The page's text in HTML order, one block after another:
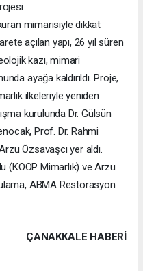
mimarisiyle dikkat
açılan yapı, 26 yıl süren
kazı, mimari
ayağa kaldırıldı. Proje,
ilkeleriyle yeniden
kurulunda Dr. Gülsün
Prof. Dr. Rahmi
Özsavaşcı yer aldı.
(KOOP Mimarlık) ve Arzu
ABMA Restorasyon
ÇANAKKALE HABERİ